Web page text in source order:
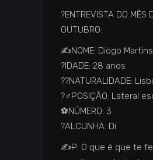
?️ENTREVISTA DO MÊS
OUTUBRO:
✍️NOME: Diogo Martins
?IDADE: 28 anos
??️NATURALIDADE:
?‍♂️POSIÇÃO: Lateral
⚽NÚMERO: 3
?️ALCUNHA: Di
✍️P: O que é que te